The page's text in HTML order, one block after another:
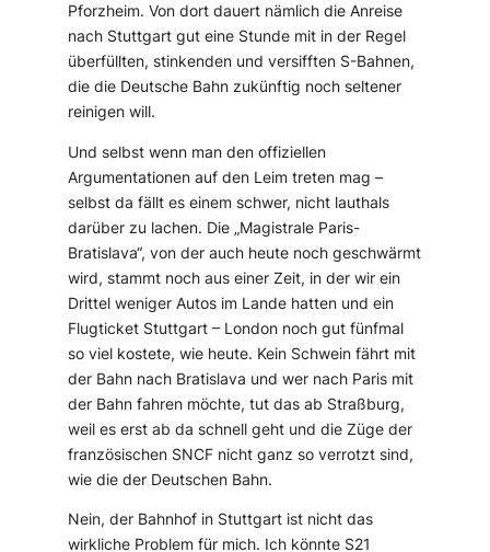
Pforzheim. Von dort dauert nämlich die Anreise
nach Stuttgart gut eine Stunde mit in der Regel
überfüllten, stinkenden und versifften S-Bahnen,
die die Deutsche Bahn zukünftig noch seltener
reinigen will.
Und selbst wenn man den offiziellen
Argumentationen auf den Leim treten mag –
selbst da fällt es einem schwer, nicht lauthals
darüber zu lachen. Die „Magistrale Paris-
Bratislava“, von der auch heute noch geschwärmt
wird, stammt noch aus einer Zeit, in der wir ein
Drittel weniger Autos im Lande hatten und ein
Flugticket Stuttgart – London noch gut fünfmal
so viel kostete, wie heute. Kein Schwein fährt mit
der Bahn nach Bratislava und wer nach Paris mit
der Bahn fahren möchte, tut das ab Straßburg,
weil es erst ab da schnell geht und die Züge der
französischen SNCF nicht ganz so verrotzt sind,
wie die der Deutschen Bahn.
Nein, der Bahnhof in Stuttgart ist nicht das
wirkliche Problem für mich. Ich könnte S21